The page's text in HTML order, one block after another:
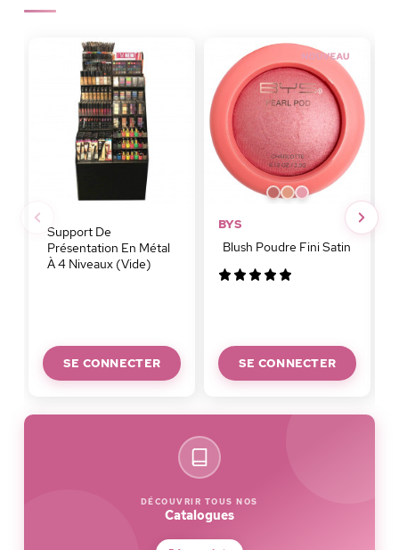
Support De
Présentation En Métal
À 4 Niveaux (Vide)
SE CONNECTER
BYS
Blush Poudre Fini Satin
SE CONNECTER
DÉCOUVRIR TOUS NOS
Catalogues